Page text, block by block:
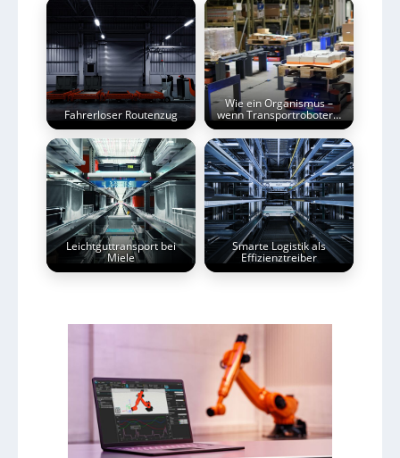
Fahrerloser Routenzug
Wie ein Organismus –
wenn Transportroboter…
Leichtguttransport bei
Miele
Smarte Logistik als
Effizienztreiber